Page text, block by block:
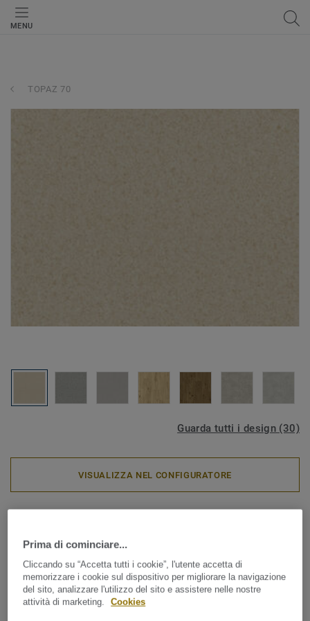
MENU
TOPAZ 70
Guarda tutti i design (30)
VISUALIZZA NEL CONFIGURATORE
TOPAZ 70 - Clic GREGE
Topaz 70 è un pavimento vinilico ad elevata resistenza con
una selezione di design che variano dai colori caldi del
legno agli effetti cemento e ceramica per creare interni
Prima di cominciare...
Cliccando su “Accetta tutti i cookie”, l'utente accetta di
memorizzare i cookie sul dispositivo per migliorare la navigazione
del sito, analizzare l'utilizzo del sito e assistere nelle nostre
attività di marketing.
Cookies